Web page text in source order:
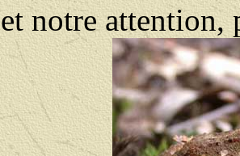
et notre attention,